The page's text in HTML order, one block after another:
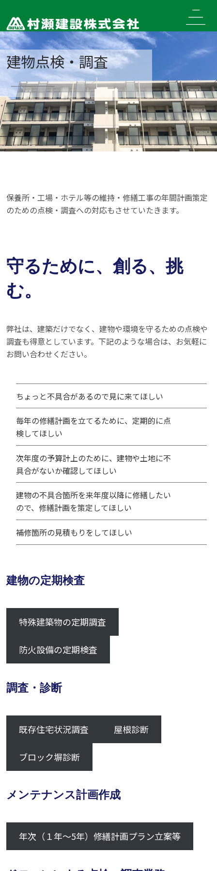
content
建物点検・調査
保養所・工場・ホテル等の維持・修繕工事の年間計画策定
のための点検・調査への対応もさせていたきます。
守るために、創る、挑
む。
弊社は、建築だけでなく、建物や環境を守るための点検や
調査も得意としています。下記のような場合は、お気軽に
お問い合わせください。
ちょっと不具合があるので見に来てほしい
毎年の修繕計画を立てるために、定期的に点
検してほしい
次年度の予算計上のために、建物や土地に不
具合がないか確認してほしい
建物の不具合箇所を来年度以降に修繕したい
ので、修繕計画を策定してほしい
補修箇所の見積もりをしてほしい
建物の定期検査
特殊建築物の定期調査
防火設備の定期検査
調査・診断
既存住宅状況調査 屋根診断
ブロック塀診断
メンテナンス計画作成
年次（１年～5年）修繕計画プラン立案等